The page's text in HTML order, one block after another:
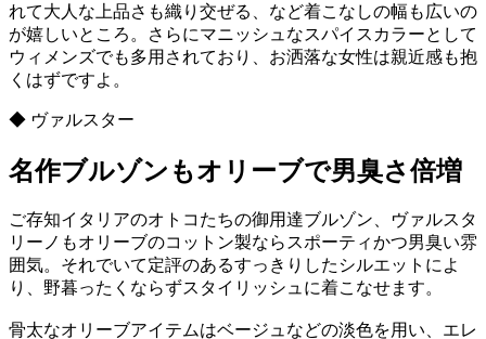
れて大人な上品さも織り交ぜる、など着こなしの幅も広いの
が嬉しいところ。さらにマニッシュなスパイスカラーとして
ウィメンズでも多用されており、お洒落な女性は親近感も抱
くはずですよ。
◆ ヴァルスター
名作ブルゾンもオリーブで男臭さ倍増
ご存知イタリアのオトコたちの御用達ブルゾン、ヴァルスタ
リーノもオリーブのコットン製ならスポーティかつ男臭い雰
囲気。それでいて定評のあるすっきりしたシルエットによ
り、野暮ったくならずスタイリッシュに着こなせます。
骨太なオリーブアイテムはベージュなどの淡色を用い、エレ